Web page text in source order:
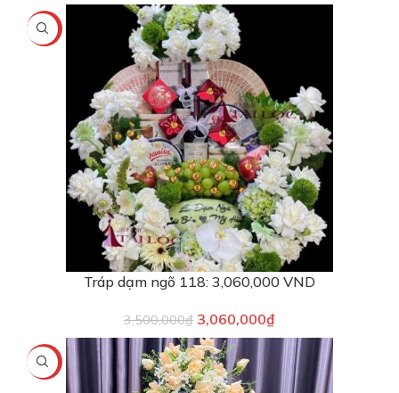
-13%
Tráp dạm ngõ 118: 3,060,000 VND
3,500,000₫ 3,060,000₫
-5%